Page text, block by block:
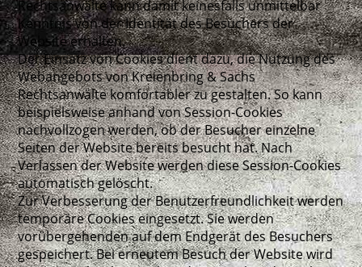
Rechtsanwälte kann damit keinesfalls unmittelbar
Kenntnis von der Identität des Besuchers der
Website erhalten.
Der Einsatz von Cookies dient dazu, die Nutzung des
Webangebots von Kreienbring & Sachs
Rechtsanwälte komfortabler zu gestalten. So kann
beispielsweise anhand von Session-Cookies
nachvollzogen werden, ob der Besucher einzelne
Seiten der Website bereits besucht hat. Nach
Verlassen der Website werden diese Session-Cookies
automatisch gelöscht.
Zur Verbesserung der Benutzerfreundlichkeit werden
temporäre Cookies eingesetzt. Sie werden
vorübergehenden auf dem Endgerät des Besuchers
gespeichert. Bei erneutem Besuch der Website wird